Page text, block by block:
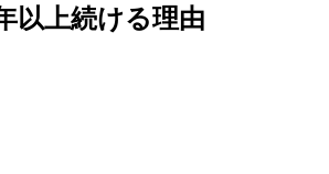
以上続ける理由